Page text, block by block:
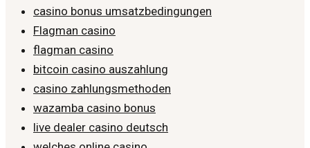
casino bonus umsatzbedingungen
Flagman casino
flagman casino
bitcoin casino auszahlung
casino zahlungsmethoden
wazamba casino bonus
live dealer casino deutsch